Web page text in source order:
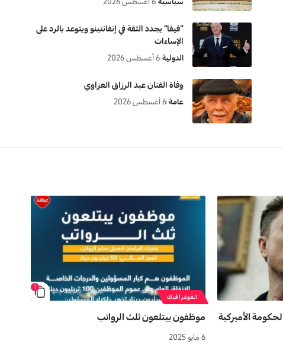
“فيفا” يجدد الثقة في إنفانتينو ويتوعد بالرد على
الإساءات
الدولية 6 أغسطس 2026
وفاة الفنان عبد الرزاق العزاوي
عامة 6 أغسطس 2026
الأميركية
1
انفوغرافيك
موظفون یبتلعون ثلث الرواتب
6 مايو 2025